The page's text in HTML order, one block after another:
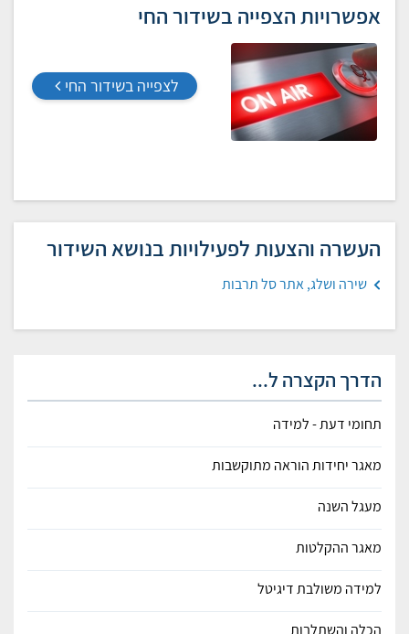
אפשרויות הצפייה בשידור החי
לצפייה בשידור החי
העשרה והצעות לפעילויות בנושא השידור
שירה ושלג, אתר סל תרבות
הדרך הקצרה ל...
תחומי דעת - למידה
מאגר יחידות הוראה מתוקשבות
מעגל השנה
מאגר ההקלטות
למידה משולבת דיגיטל